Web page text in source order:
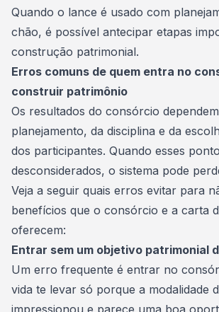
Quando o lance é usado com
chão, é possível antecipar etapas
construção patrimonial.
Erros comuns de quem entra no
construir patrimônio
Os resultados do consórcio
planejamento, da disciplina e da
dos participantes. Quando esses
desconsiderados, o sistema pode
Veja a seguir quais erros evitar para
benefícios que o consórcio e a carta
oferecem:
Entrar sem um objetivo patrimonial
Um erro frequente é entrar no
vida te levar só porque a modalidade
impressionou e parece uma boa